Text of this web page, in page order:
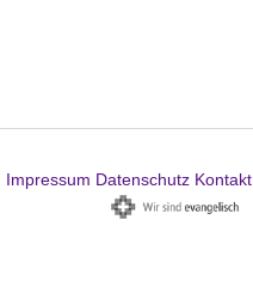
Impressum Datenschutz Kontakt